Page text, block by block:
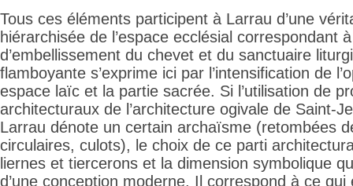
Tous ces éléments participent à Larrau d’une
hiérarchisée de l’espace ecclésial correspondant
d’embellissement du chevet et du sanctuaire
flamboyante s’exprime ici par l’intensification de
espace laïc et la partie sacrée. Si l’utilisation de
architecturaux de l’architecture ogivale de Saint-
Larrau dénote un certain archaïsme (retombées
circulaires, culots), le choix de ce parti
liernes et tiercerons et la dimension symbolique
d’une conception moderne. Il correspond à ce